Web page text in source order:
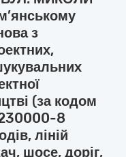
з
(за кодом
8
ліній
шосе, доріг,